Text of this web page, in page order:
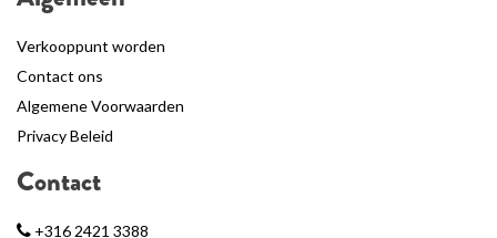
Verkooppunt worden
Contact ons
Algemene Voorwaarden
Privacy Beleid
Contact
+316 2421 3388